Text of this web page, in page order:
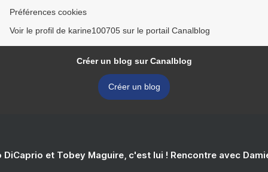
Préférences cookies
Voir le profil de karine100705 sur le portail Canalblog
Créer un blog sur Canalblog
Créer un blog
DiCaprio et Tobey Maguire, c'est lui ! Rencontre avec